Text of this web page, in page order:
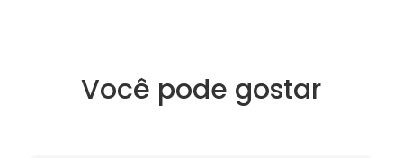
Você pode gostar